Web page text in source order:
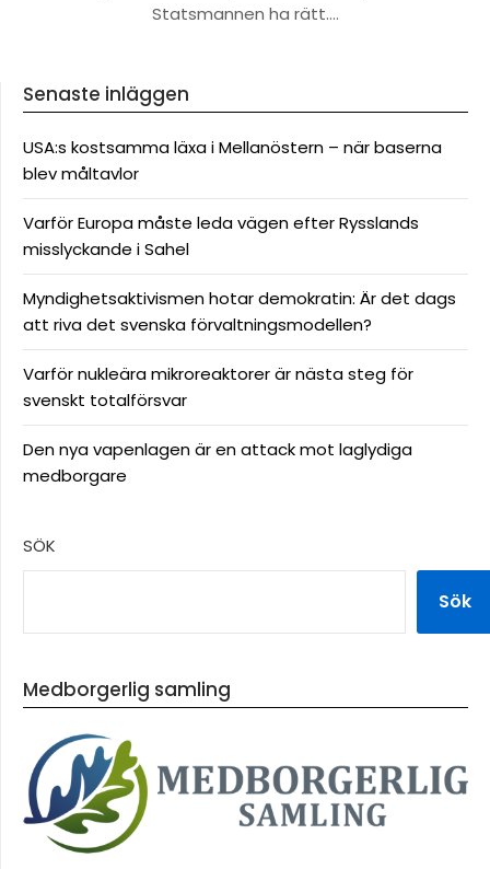
Statsmannen ha rätt….
Senaste inläggen
USA:s kostsamma läxa i Mellanöstern – när baserna
blev måltavlor
Varför Europa måste leda vägen efter Rysslands
misslyckande i Sahel
Myndighetsaktivismen hotar demokratin: Är det dags
att riva det svenska förvaltningsmodellen?
Varför nukleära mikroreaktorer är nästa steg för
svenskt totalförsvar
Den nya vapenlagen är en attack mot laglydiga
medborgare
SÖK
Sök
Medborgerlig samling